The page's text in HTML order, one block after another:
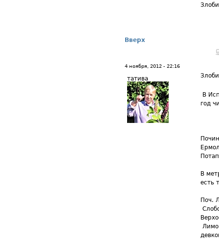
Вверх
4 ноября, 2012 - 22:16
татива
В
год
В
есть
Поч.